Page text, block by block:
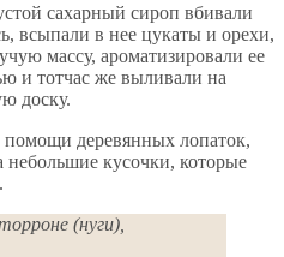
сахарный сироп вбивали
всыпали в нее цукаты и орехи,
массу, ароматизировали ее
и тотчас же выливали на
доску.
помощи деревянных лопаток,
небольшие кусочки, которые
(нуги),